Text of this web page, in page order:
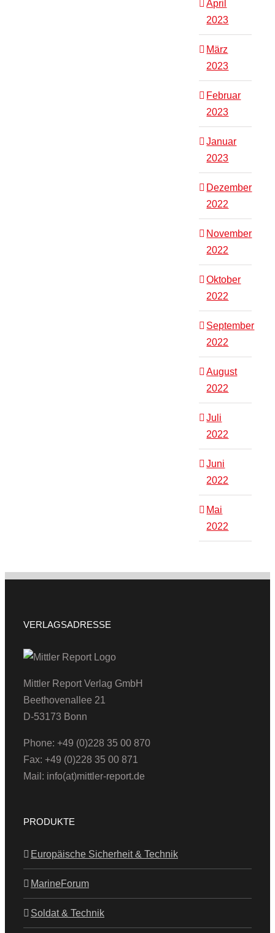
April
2023
März
2023
Februar
2023
Januar
2023
Dezember
2022
November
2022
Oktober
2022
September
2022
August
2022
Juli
2022
Juni
2022
Mai
2022
VERLAGSADRESSE
Mittler Report Verlag GmbH
Beethovenallee 21
D-53173 Bonn
Phone: +49 (0)228 35 00 870
Fax: +49 (0)228 35 00 871
Mail: info(at)mittler-report.de
PRODUKTE
Europäische Sicherheit & Technik
MarineForum
Soldat & Technik